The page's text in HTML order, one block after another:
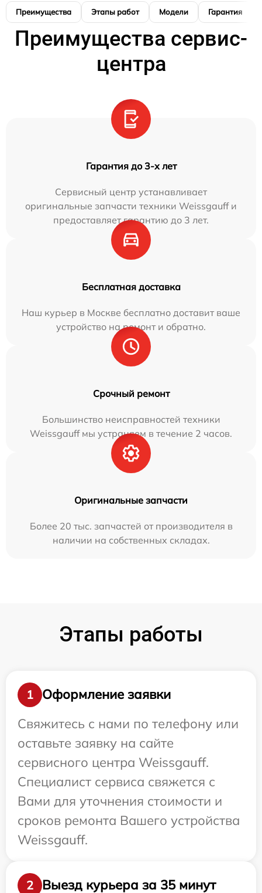
Преимущества Этапы работ Модели Гарантия
Преимущества сервис-
центра
Гарантия до 3-х лет
Сервисный центр устанавливает
оригинальные запчасти техники Weissgauff и
предоставляет гарантию до 3 лет.
Бесплатная доставка
Наш курьер в Москве бесплатно доставит ваше
устройство на ремонт и обратно.
Срочный ремонт
Большинство неисправностей техники
Weissgauff мы устраняем в течение 2 часов.
Оригинальные запчасти
Более 20 тыс. запчастей от производителя в
наличии на собственных складах.
Этапы работы
1
Оформление заявки
Свяжитесь с нами по телефону или
оставьте заявку на сайте
сервисного центра Weissgauff.
Специалист сервиса свяжется с
Вами для уточнения стоимости и
сроков ремонта Вашего устройства
Weissgauff.
2 Выезд курьера за 35 минут